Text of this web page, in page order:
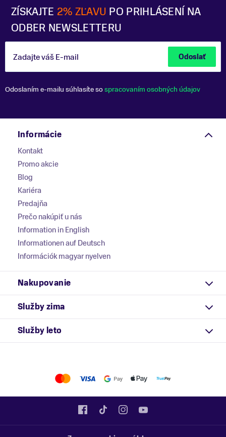
ZÍSKAJTE 2% ZĽAVU PO PRIHLÁSENÍ NA
ODBER NEWSLETTERU
Zadajte váš E-mail Odoslať
Odoslaním e-mailu súhlasíte sospracovaním osobných údajov
Informácie
Kontakt
Promo akcie
Blog
Kariéra
Predajňa
Prečo nakúpiť u nás
Information in English
Informationen auf Deutsch
Információk magyar nyelven
Nakupovanie
Služby zima
Služby leto